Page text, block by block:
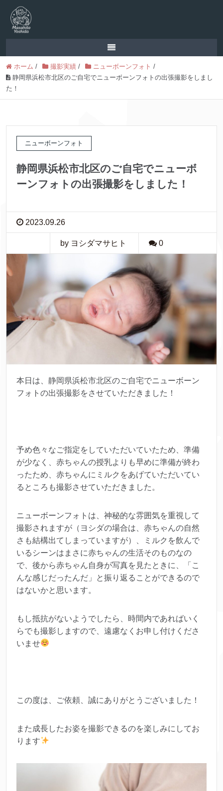
ホーム / 撮影実績 / ニューボーンフォト /
静岡県浜松市北区のご自宅でニューボーンフォトの出張撮影をしまし
た！
ニューボーンフォト
静岡県浜松市北区のご自宅でニューボ
ーンフォトの出張撮影をしました！
2023.09.26
by ヨシダマサヒト 0
本日は、静岡県浜松市北区のご自宅でニューボーン
フォトの出張撮影をさせていただきました！
予め色々なご指定をしていただいていたため、準備
が少なく、赤ちゃんの授乳よりも早めに準備が終わ
ったため、赤ちゃんにミルクをあげていただいてい
るところも撮影させていただきました。
ニューボーンフォトは、神秘的な雰囲気を重視して
撮影されますが（ヨシダの場合は、赤ちゃんの自然
さも結構出てしまっていますが）、ミルクを飲んで
いるシーンはまさに赤ちゃんの生活そのものなの
で、後から赤ちゃん自身が写真を見たときに、「こ
んな感じだったんだ」と振り返ることができるので
はないかと思います。
もし抵抗がないようでしたら、時間内であればいく
らでも撮影しますので、遠慮なくお申し付けくださ
いませ
この度は、ご依頼、誠にありがとうございました！
また成長したお姿を撮影できるのを楽しみにしてお
ります